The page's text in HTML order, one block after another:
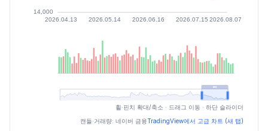
최근 구간 일별 OHLCV (스크린 리더용)
고가 저가 종가 등락률%거래량
휠·핀치 확대/축소 · 드래그 이동 · 하단 슬라이더
캔들·거래량: 네이버 금융TradingView에서 고급 차트 (새 탭)